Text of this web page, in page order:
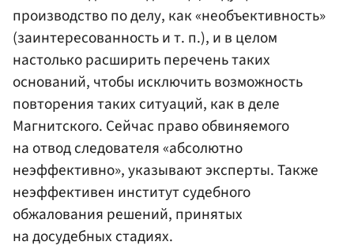
производство по делу, как «необъективность»
(заинтересованность и т. п.), и в целом
настолько расширить перечень таких
оснований, чтобы исключить возможность
повторения таких ситуаций, как в деле
Магнитского. Сейчас право обвиняемого
на отвод следователя «абсолютно
неэффективно», указывают эксперты. Также
неэффективен институт судебного
обжалования решений, принятых
на досудебных стадиях.